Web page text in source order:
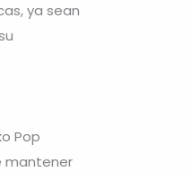
ya sean
Pop
mantener